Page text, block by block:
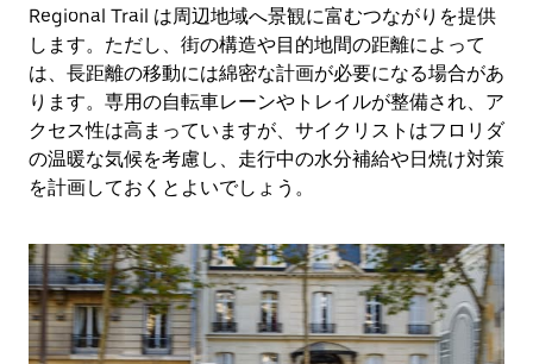
Regional Trail は周辺地域へ景観に富むつながりを提供
します。ただし、街の構造や目的地間の距離によって
は、長距離の移動には綿密な計画が必要になる場合があ
ります。専用の自転車レーンやトレイルが整備され、ア
クセス性は高まっていますが、サイクリストはフロリダ
の温暖な気候を考慮し、走行中の水分補給や日焼け対策
を計画しておくとよいでしょう。